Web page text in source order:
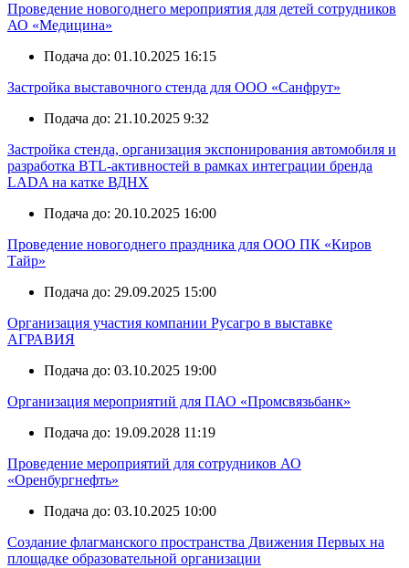
Проведение новогоднего мероприятия для детей сотрудников
АО «Медицина»
Подача до: 01.10.2025 16:15
Застройка выставочного стенда для ООО «Санфрут»
Подача до: 21.10.2025 9:32
Застройка стенда, организация экспонирования автомобиля и
разработка BTL-активностей в рамках интеграции бренда
LADA на катке ВДНХ
Подача до: 20.10.2025 16:00
Проведение новогоднего праздника для ООО ПК «Киров
Тайр»
Подача до: 29.09.2025 15:00
Организация участия компании Русагро в выставке
АГРАВИЯ
Подача до: 03.10.2025 19:00
Организация мероприятий для ПАО «Промсвязьбанк»
Подача до: 19.09.2028 11:19
Проведение мероприятий для сотрудников АО
«Оренбургнефть»
Подача до: 03.10.2025 10:00
Создание флагманского пространства Движения Первых на
площадке образовательной организации